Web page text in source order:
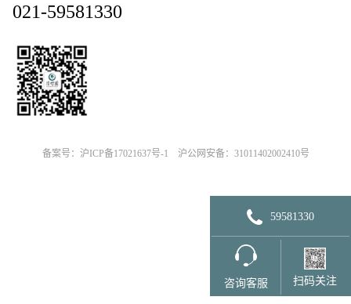
59581330
咨询客服 扫码关注
021-59581330
备案号：沪ICP备17021637号-1 沪公网安备：31011402002410号